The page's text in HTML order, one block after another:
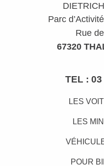
Parc
Rue
67320
TEL : 03
LES
LES
POUR